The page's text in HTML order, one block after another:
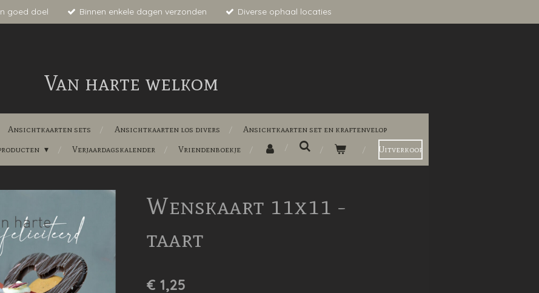
goed doel Binnen enkele dagen verzonden Diverse ophaal locaties
Van harte welkom
Ansichtkaarten sets Ansichtkaarten los divers
Ansichtkaarten set en kraftenvelop
Verjaardagskalender Vriendenboekje Uitverkoop
Wenskaart 11x11 -
taart
€ 1,25